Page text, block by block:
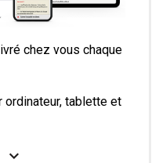
chez vous chaque
tablette et
avant la sortie